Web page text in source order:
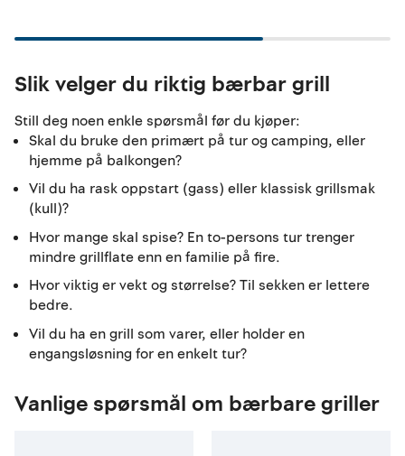
Slik velger du riktig bærbar grill
Still deg noen enkle spørsmål før du kjøper:
Skal du bruke den primært på tur og camping, eller
hjemme på balkongen?
Vil du ha rask oppstart (gass) eller klassisk grillsmak
(kull)?
Hvor mange skal spise? En to-persons tur trenger
mindre grillflate enn en familie på fire.
Hvor viktig er vekt og størrelse? Til sekken er lettere
bedre.
Vil du ha en grill som varer, eller holder en
engangsløsning for en enkelt tur?
Vanlige spørsmål om bærbare griller